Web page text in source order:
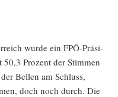
wur­de ein FPÖ-Prä­si­
Pro­zent der Stim­men
Bel­len am Schluss,
doch noch durch. Die